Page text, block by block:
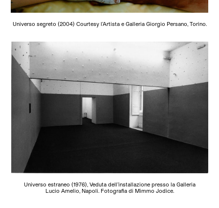
Universo segreto (2004) Courtesy l’Artista e Galleria Giorgio Persano, Torino.
Universo estraneo (1976), Veduta dell’installazione presso la Galleria
Lucio Amelio, Napoli. Fotografia di Mimmo Jodice.